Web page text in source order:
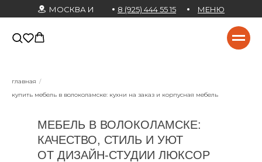
МОСКВА И
8 (925) 444 55 15 МЕНЮ
главная /
купить мебель в волоколамске: кухни на заказ и корпусная мебель
МЕБЕЛЬ В ВОЛОКОЛАМСКЕ:
КАЧЕСТВО, СТИЛЬ И УЮТ
ОТ ДИЗАЙН-СТУДИИ ЛЮКСОР